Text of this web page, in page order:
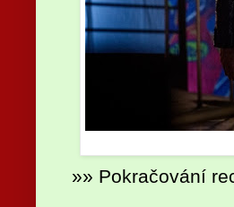
»» Pokračování